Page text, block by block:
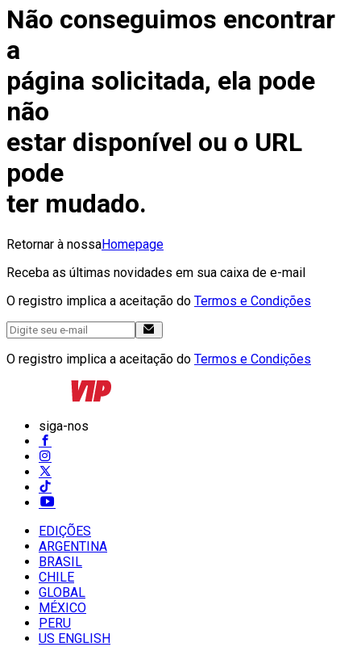
Não conseguimos encontrar
a
página solicitada, ela pode
não
estar disponível ou o URL
pode
ter mudado.
Retornar à nossaHomepage
Receba as últimas novidades em sua caixa de e-mail
O registro implica a aceitação do Termos e Condições
O registro implica a aceitação do Termos e Condições
siga-nos
EDIÇÕES
ARGENTINA
BRASIL
CHILE
GLOBAL
MÉXICO
PERU
US ENGLISH